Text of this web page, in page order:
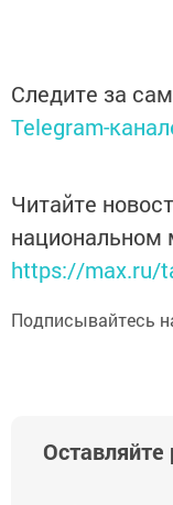
Следите за
Telegram-
Читайте
https://max.ru/
Подписывайтесь
Оставляйте